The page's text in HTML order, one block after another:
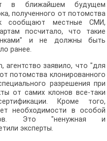
в ближайшем будущем
полученного от потомства
сообщают местные СМИ,
посчитало, что такие
и не должны быть
ранее.
агентство заявило, что "для
потомства клонированного
разрешения при
от самих клонов все-таки
Кроме того,
необходимости в особой
Это "ненужная и
эксперты.